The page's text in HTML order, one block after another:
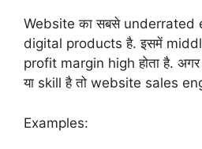
Website का सबसे underrated
digital products है. इसमें
profit margin high होता है.
या skill है तो website sales
Examples: